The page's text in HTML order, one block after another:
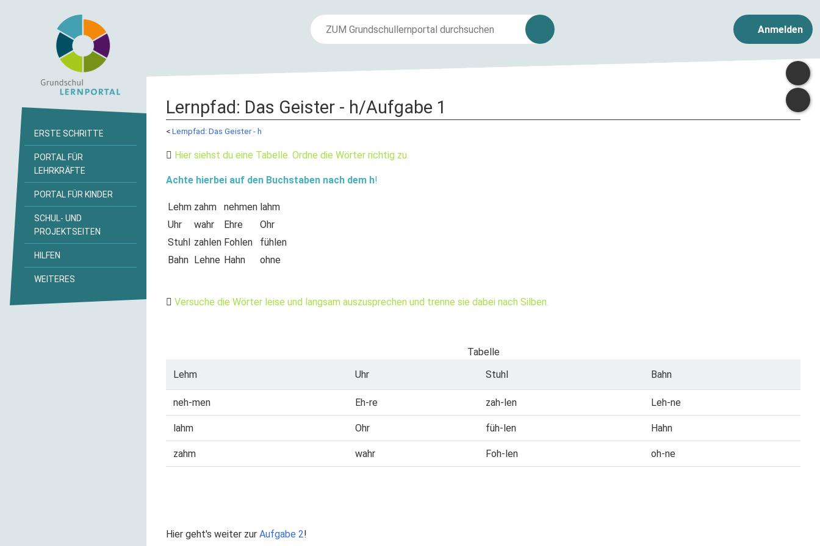
Anmelden
Lernpfad: Das Geister - h/Aufgabe 1
< Lernpfad: Das Geister - h
Hier siehst du eine Tabelle. Ordne die Wörter richtig zu.
Achte hierbei auf den Buchstaben nach dem h!
Lehm zahm nehmen lahm
Uhr
wahr Ehre
Ohr
Stuhl zahlen Fohlen
fühlen
Bahn Lehne Hahn ohne
Versuche die Wörter leise und langsam auszusprechen und trenne sie dabei nach Silben.
Tabelle
Lehm
Uhr Stuhl Bahn
neh-men Eh-re zah-len Leh-ne
lahm Ohr füh-len Hahn
zahm wahr Foh-len oh-ne
Hier geht's weiter zur Aufgabe 2!
ERSTE SCHRITTE
PORTAL FÜR
LEHRKRÄFTE
PORTAL FÜR KINDER
SCHUL- UND
PROJEKTSEITEN
HILFEN
WEITERES